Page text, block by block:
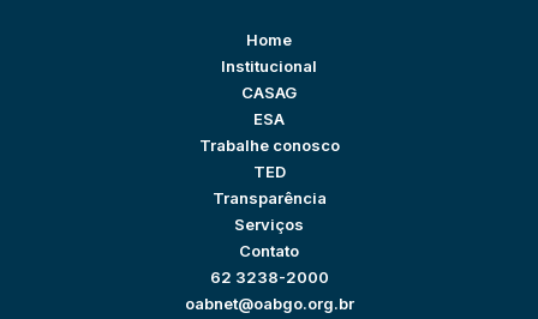
Home
Institucional
CASAG
ESA
Trabalhe conosco
TED
Transparência
Serviços
Contato
62 3238-2000
oabnet@oabgo.org.br